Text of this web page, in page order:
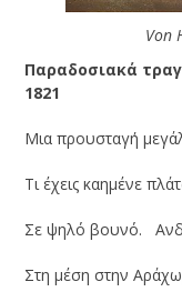
Von
Παραδοσιακά
1821
Μια προυσταγή
Τι έχεις καημένε
Σε ψηλό βουνό.
Στη μέση στην